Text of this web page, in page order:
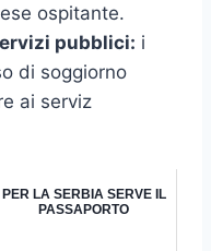
ospitante.
pubblici: i
di soggiorno
ai serviz
PER LA SERBIA SERVE IL
PASSAPORTO